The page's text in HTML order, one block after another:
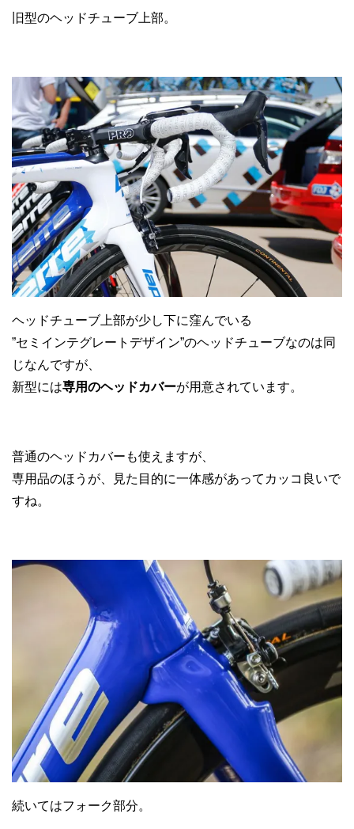
旧型のヘッドチューブ上部。
ヘッドチューブ上部が少し下に窪んでいる
”セミインテグレートデザイン”のヘッドチューブなのは同
じなんですが、
新型には専用のヘッドカバーが用意されています。
普通のヘッドカバーも使えますが、
専用品のほうが、見た目的に一体感があってカッコ良いで
すね。
続いてはフォーク部分。